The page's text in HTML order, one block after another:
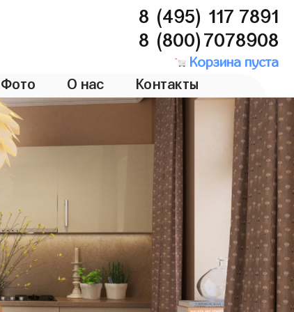
8 (495) 117 7891
8 (800)7078908
Корзина пуста
Фото О нас Контакты